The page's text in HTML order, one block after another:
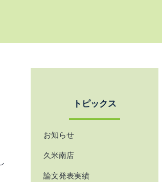
トピックス
お知らせ
久米南店
論文発表実績